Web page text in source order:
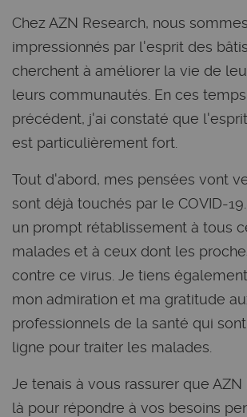
Chez AZN Research, nous
impressionnés par l'esprit des
cherchent à améliorer la vie de
leurs communautés. En ces
précédent, j'ai constaté que
est particulièrement fort.
Tout d'abord, mes pensées vont
sont déjà touchés par le COVID-
un prompt rétablissement à tous
malades et à ceux dont les
contre ce virus. Je tiens
mon admiration et ma gratitude
professionnels de la santé qui
ligne pour traiter les malades.
Je tenais à vous rassurer que AZN
là pour répondre à vos besoins